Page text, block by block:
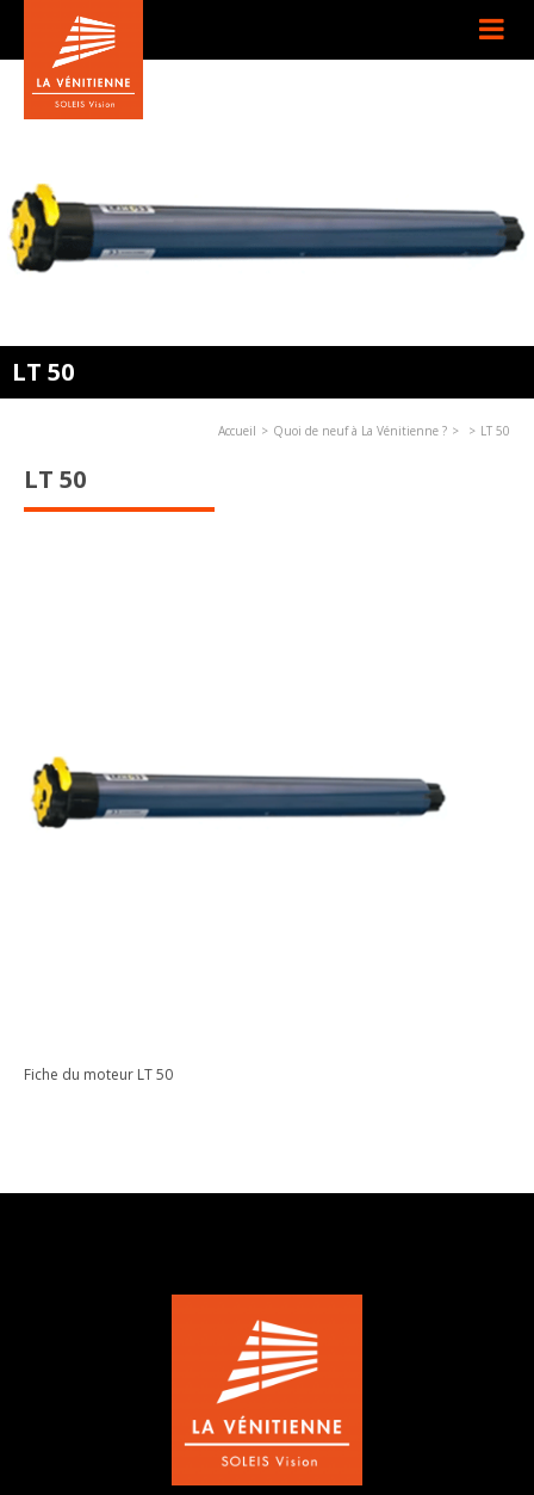
LT 50
Accueil Quoi de neuf à La Vénitienne ? LT 50
LT 50
Fiche du moteur LT 50